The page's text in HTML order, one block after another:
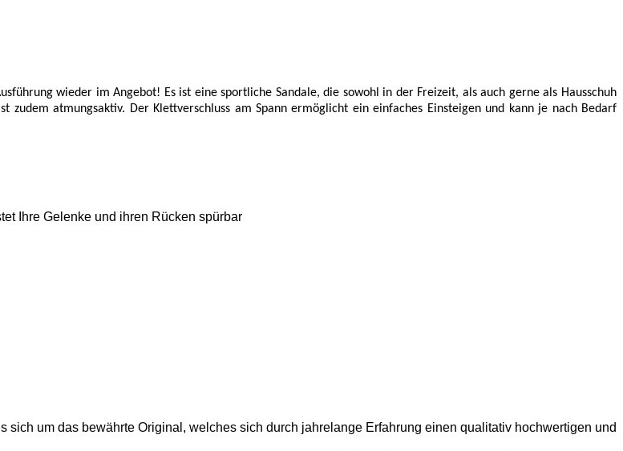
wieder im Angebot! Es ist eine sportliche Sandale, die sowohl in der Freizeit, als auch gerne als Hausschuh
atmungsaktiv. Der Klettverschluss am Spann ermöglicht ein einfaches Einsteigen und kann je nach Bedarf
Ihre Gelenke und ihren Rücken spürbar
um das bewährte Original, welches sich durch jahrelange Erfahrung einen qualitativ hochwertigen und